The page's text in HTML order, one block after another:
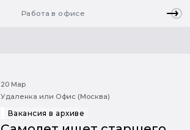
Работа в офисе
20 Мар
Удаленка или Офис (Москва)
Вакансия в архиве